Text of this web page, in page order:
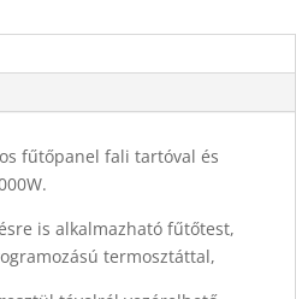
fűtőpanel fali tartóval és
is alkalmazható fűtőtest,
termosztáttal,